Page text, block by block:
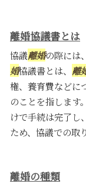
離婚協議書とは
協議離婚の際には、
婚協議書とは、 離
権、養育費などに
のことを指します
けで手続は完了し
ため、協議での取
離婚の種類